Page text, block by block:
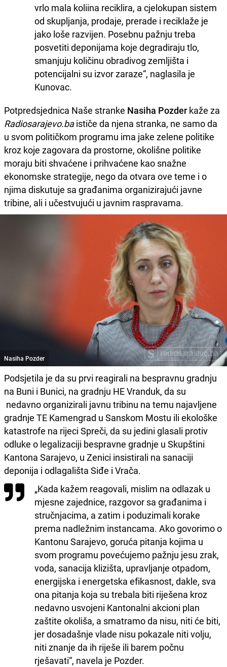
vrlo mala koliina reciklira, a cjelokupan sistem
od skupljanja, prodaje, prerade i reciklaže je
jako loše razvijen. Posebnu pažnju treba
posvetiti deponijama koje degradiraju tlo,
smanjuju količinu obradivog zemljišta i
potencijalni su izvor zaraze“, naglasila je
Kunovac.
Potpredsjednica Naše stranke Nasiha Pozder kaže za
Radiosarajevo.baističe da njena stranka, ne samo da
u svom političkom programu ima jake zelene politike
kroz koje zagovara da prostorne, okolišne politike
moraju biti shvaćene i prihvaćene kao snažne
ekonomske strategije, nego da otvara ove teme i o
njima diskutuje sa građanima organizirajući javne
tribine, ali i učestvujući u javnim raspravama.
Nasiha Pozder
Podsjetila je da su prvi reagirali na bespravnu gradnju
na Buni i Bunici, na gradnju HE Vranduk, da su
nedavno organizirali javnu tribinu na temu najavljene
gradnje TE Kamengrad u Sanskom Mostu ili ekološke
katastrofe na rijeci Spreči, da su jedini glasali protiv
odluke o legalizaciji bespravne gradnje u Skupštini
Kantona Sarajevo, u Zenici insistirali na sanaciji
deponija i odlagališta Siđe i Vrača.
„Kada kažem reagovali, mislim na odlazak u
mjesne zajednice, razgovor sa građanima i
stručnjacima, a zatim i poduzimali korake
prema nadležnim instancama. Ako govorimo o
Kantonu Sarajevo, goruća pitanja kojima u
svom programu povećujemo pažnju jesu zrak,
voda, sanacija klizišta, upravljanje otpadom,
energijska i energetska efikasnost, dakle, sva
ona pitanja koja su trebala biti riješena kroz
nedavno usvojeni Kantonalni akcioni plan
zaštite okoliša, a smatramo da nisu, niti će biti,
jer dosadašnje vlade nisu pokazale niti volju,
niti znanje da ih riješe ili barem počnu
rješavati“, navela je Pozder.